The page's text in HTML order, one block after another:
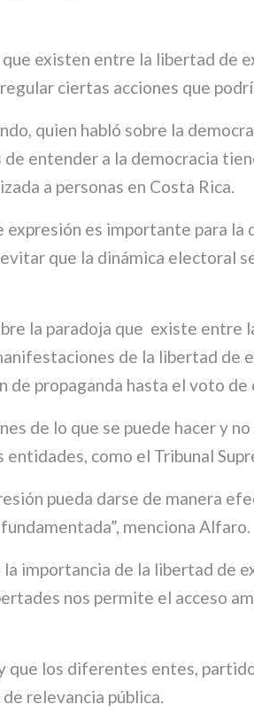
existen entre la libertad de
ciertas acciones que
quien habló sobre la
entender a la democracia
a personas en Costa Rica.
es importante para
que la dinámica electoral
la paradoja que existe entre
de la libertad de
propaganda hasta el voto de
de lo que se puede hacer y
como el Tribunal
pueda darse de manera
menciona Alfaro.
importancia de la libertad de
nos permite el acceso
los diferentes entes,
relevancia pública.